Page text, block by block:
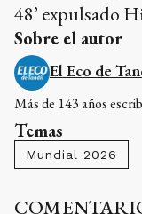
48’ expulsado
Sobre el autor
El Eco de
Más de 143 años
Temas
Mundial 2026